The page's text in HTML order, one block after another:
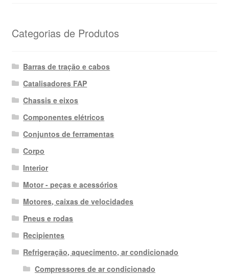
Categorias de Produtos
Barras de tração e cabos
Catalisadores FAP
Chassis e eixos
Componentes elétricos
Conjuntos de ferramentas
Corpo
Interior
Motor - peças e acessórios
Motores, caixas de velocidades
Pneus e rodas
Recipientes
Refrigeração, aquecimento, ar condicionado
Compressores de ar condicionado